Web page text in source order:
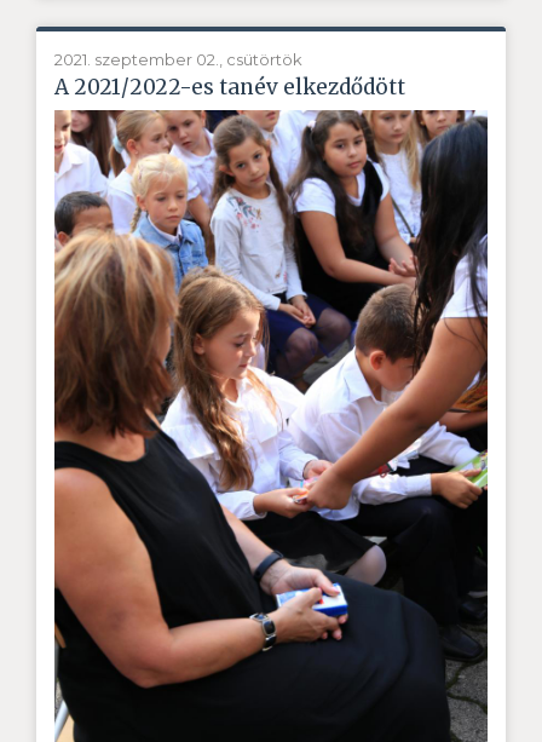
2021. szeptember 02., csütörtök
A 2021/2022-es tanév elkezdődött